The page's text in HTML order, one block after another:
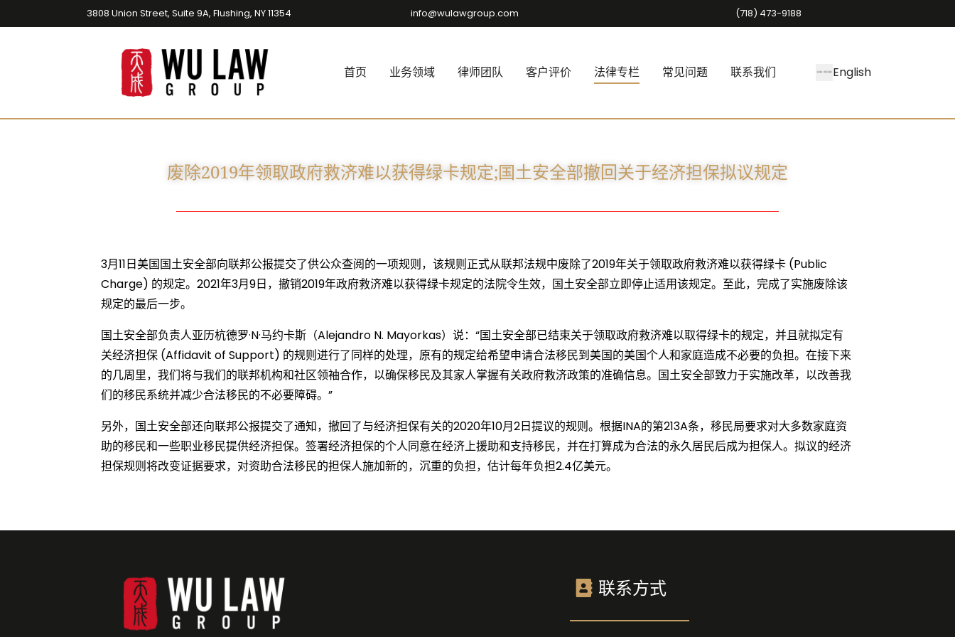
3808 Union Street, Suite 9A, Flushing, NY 11354 info@wulawgroup.com (718) 473-9188
首页 业务领域 律师团队 客户评价 法律专栏 常见问题 联系我们 English
废除2019年领取政府救济难以获得绿卡规定;国土安全部撤回关于经济担保拟议规定
3月11日美国国土安全部向联邦公报提交了供公众查阅的一项规则，该规则正式从联邦法规中废除了2019年关于领取政府救济难以获得绿卡 (Public
Charge) 的规定。2021年3月9日，撤销2019年政府救济难以获得绿卡规定的法院令生效，国土安全部立即停止适用该规定。至此，完成了实施废除该
规定的最后一步。
国土安全部负责人亚历杭德罗·N·马约卡斯（Alejandro N. Mayorkas）说：“国土安全部已结束关于领取政府救济难以取得绿卡的规定，并且就拟定有
关经济担保 (Affidavit of Support) 的规则进行了同样的处理，原有的规定给希望申请合法移民到美国的美国个人和家庭造成不必要的负担。在接下来
的几周里，我们将与我们的联邦机构和社区领袖合作，以确保移民及其家人掌握有关政府救济政策的准确信息。国土安全部致力于实施改革，以改善我
们的移民系统并减少合法移民的不必要障碍。”
另外，国土安全部还向联邦公报提交了通知，撤回了与经济担保有关的2020年10月2日提议的规则。根据INA的第213A条，移民局要求对大多数家庭资
助的移民和一些职业移民提供经济担保。签署经济担保的个人同意在经济上援助和支持移民，并在打算成为合法的永久居民后成为担保人。拟议的经济
担保规则将改变证据要求，对资助合法移民的担保人施加新的，沉重的负担，估计每年负担2.4亿美元。
联系方式